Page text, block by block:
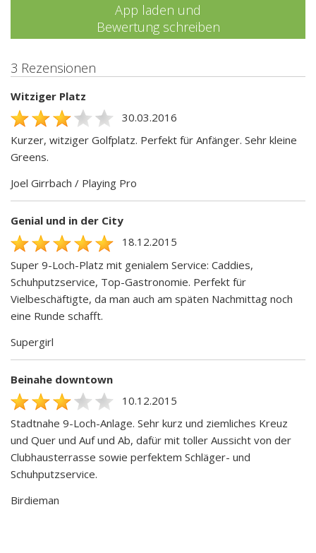
App laden und
Bewertung schreiben
3 Rezensionen
Witziger Platz
30.03.2016
Kurzer, witziger Golfplatz. Perfekt für Anfänger. Sehr kleine
Greens.
Joel Girrbach / Playing Pro
Genial und in der City
18.12.2015
Super 9-Loch-Platz mit genialem Service: Caddies,
Schuhputzservice, Top-Gastronomie. Perfekt für
Vielbeschäftigte, da man auch am späten Nachmittag noch
eine Runde schafft.
Supergirl
Beinahe downtown
10.12.2015
Stadtnahe 9-Loch-Anlage. Sehr kurz und ziemliches Kreuz
und Quer und Auf und Ab, dafür mit toller Aussicht von der
Clubhausterrasse sowie perfektem Schläger- und
Schuhputzservice.
Birdieman